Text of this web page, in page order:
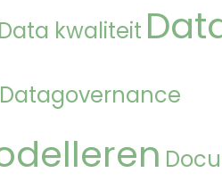
Data kwaliteit
Datagovernance